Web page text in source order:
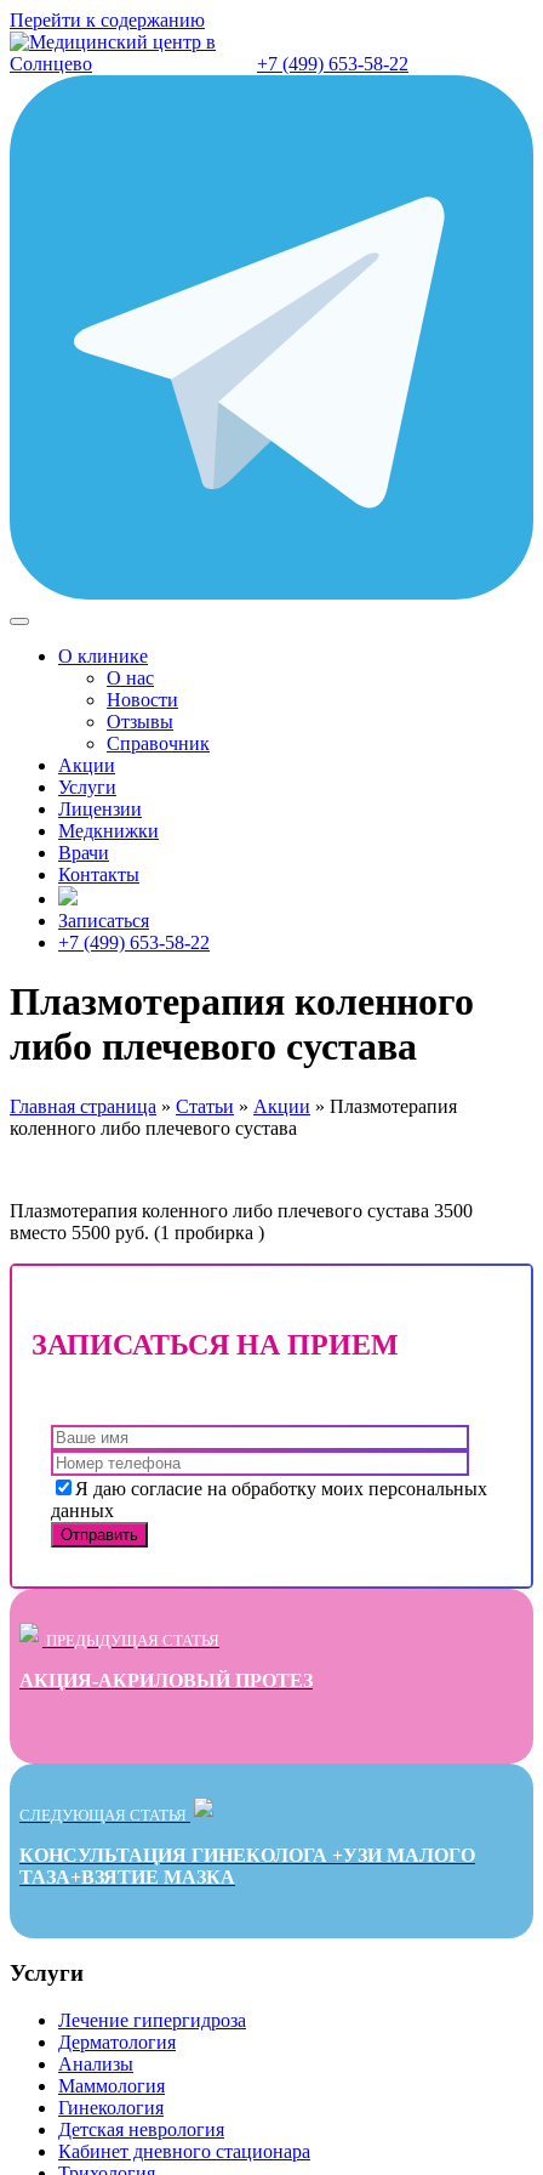
Перейти к содержанию
+7 (499) 653-58-22
О клинике
О нас
Новости
Отзывы
Справочник
Акции
Услуги
Лицензии
Медкнижки
Врачи
Контакты
Записаться
+7 (499) 653-58-22
Плазмотерапия коленного
либо плечевого сустава
Главная страница » Статьи » Акции » Плазмотерапия
коленного либо плечевого сустава
Плазмотерапия коленного либо плечевого сустава 3500
вместо 5500 руб. (1 пробирка )
ЗАПИСАТЬСЯ НА ПРИЕМ
Я даю согласие на обработку моих персональных
данных
ПРЕДЫДУЩАЯ СТАТЬЯ
АКЦИЯ-АКРИЛОВЫЙ ПРОТЕЗ
СЛЕДУЮЩАЯ СТАТЬЯ
КОНСУЛЬТАЦИЯ ГИНЕКОЛОГА +УЗИ МАЛОГО
ТАЗА+ВЗЯТИЕ МАЗКА
Услуги
Лечение гипергидроза
Дерматология
Анализы
Маммология
Гинекология
Детская неврология
Кабинет дневного стационара